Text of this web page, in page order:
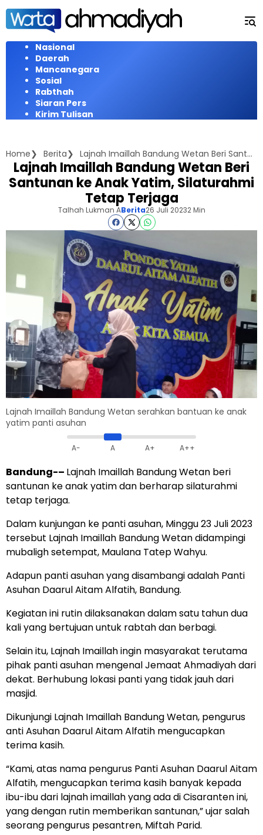
Langsung
konten
Nasional
Daerah
Mancanegara
Sosial
Rabthah
Siaran Pers
Kirim Tulisan
Home Berita Lajnah Imaillah Bandung Wetan Beri Santunan ke Anak Yatim, Silaturahmi Tetap Terjaga
Lajnah Imaillah Bandung Wetan Beri
Santunan ke Anak Yatim, Silaturahmi
Tetap Terjaga
Talhah Lukman ABerita26 Juli 20232 Min
Lajnah Imaillah Bandung Wetan serahkan bantuan ke anak
yatim panti asuhan
A- A A+ A++
Bandung-– Lajnah Imaillah Bandung Wetan beri
santunan ke anak yatim dan berharap silaturahmi
tetap terjaga.
Dalam kunjungan ke panti asuhan, Minggu 23 Juli 2023
tersebut Lajnah Imaillah Bandung Wetan didampingi
mubaligh setempat, Maulana Tatep Wahyu.
Adapun panti asuhan yang disambangi adalah Panti
Asuhan Daarul Aitam Alfatih, Bandung.
Kegiatan ini rutin dilaksanakan dalam satu tahun dua
kali yang bertujuan untuk rabtah dan berbagi.
Selain itu, Lajnah Imaillah ingin masyarakat terutama
pihak panti asuhan mengenal Jemaat Ahmadiyah dari
dekat. Berhubung lokasi panti yang tidak jauh dari
masjid.
Dikunjungi Lajnah Imaillah Bandung Wetan, pengurus
anti Asuhan Daarul Aitam Alfatih mengucapkan
terima kasih.
“Kami, atas nama pengurus Panti Asuhan Daarul Aitam
Alfatih, mengucapkan terima kasih banyak kepada
ibu-ibu dari lajnah imaillah yang ada di Cisaranten ini,
yang dengan rutin memberikan santunan,” ujar salah
seorang pengurus pesantren, Miftah Parid.